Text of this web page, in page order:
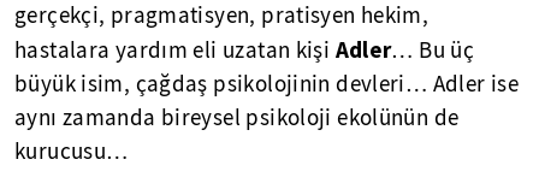
gerçekçi, pragmatisyen, pratisyen hekim,
hastalara yardım eli uzatan kişi Adler… Bu üç
büyük isim, çağdaş psikolojinin devleri… Adler ise
aynı zamanda bireysel psikoloji ekolünün de
kurucusu…